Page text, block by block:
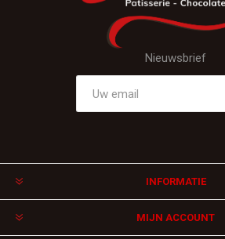
Nieuwsbrief
INFORMATIE
MIJN ACCOUNT